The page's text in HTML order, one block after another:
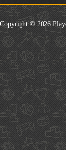
Copyright © 2026